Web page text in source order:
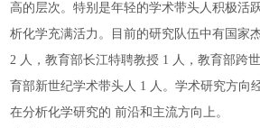
高的层次。特别是年轻的学术带头人积极活
析化学充满活力。目前的研究队伍中有国家
2 人，教育部长江特聘教授 1 人，教育部跨
育部新世纪学术带头人 1 人。学术研究方向
在分析化学研究的 前沿和主流方向上。